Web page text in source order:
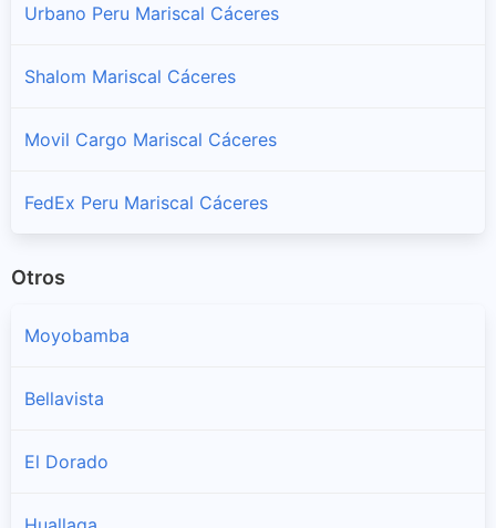
Urbano Peru Mariscal Cáceres
Shalom Mariscal Cáceres
Movil Cargo Mariscal Cáceres
FedEx Peru Mariscal Cáceres
Otros
Moyobamba
Bellavista
El Dorado